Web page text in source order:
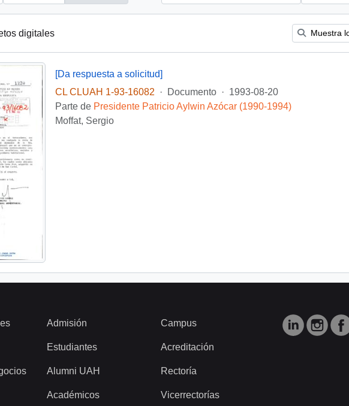
digitales Muestra
[Da respuesta a solicitud]
CL CLUAH 1-93-16082
· Documento · 1993-08-20
Parte de Presidente Patricio Aylwin Azócar (1990-1994)
Moffat, Sergio
Admisión
Estudiantes
Alumni UAH
Académicos
Campus
Acreditación
Rectoría
Vicerrectorías